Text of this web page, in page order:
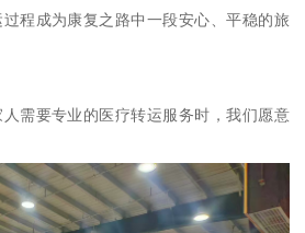
程成为康复之路中一段安心、平稳的旅
需要专业的医疗转运服务时，我们愿意